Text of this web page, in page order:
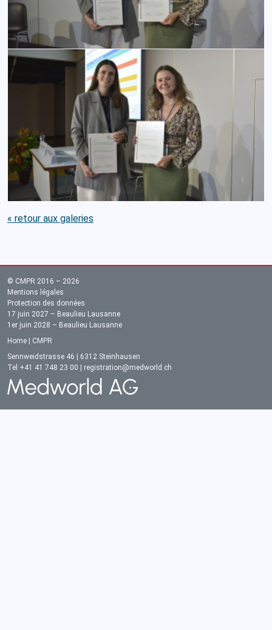
« retour aux galeries
© CMPR 2016 – 2026
Mentions légales
Protection des données
17 juin 2027 – Beaulieu Lausanne
1er juin 2028 – Beaulieu Lausanne
Home
CMPR
Sennweidstrasse 46 | 6312 Steinhausen
Tel +41 41 748 23 00 | registration@medworld.ch